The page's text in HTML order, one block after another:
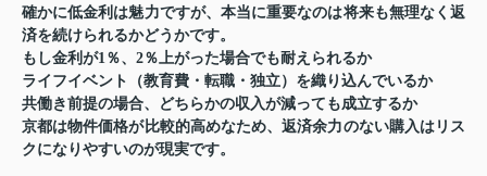
確かに低金利は魅力ですが、本当に重要なのは将来も無理なく返
済を続けられるかどうかです。
もし金利が1％、2％上がった場合でも耐えられるか
ライフイベント（教育費・転職・独立）を織り込んでいるか
共働き前提の場合、どちらかの収入が減っても成立するか
京都は物件価格が比較的高めなため、返済余力のない購入はリス
クになりやすいのが現実です。